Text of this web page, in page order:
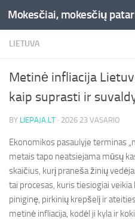
Skip to content
LIETUVA
Metinė infliacija
kaip suprasti ir
BY LIEPAJA.LT · 2026 23 VASARIO
Ekonomikos pasaulyje terminas
metais tapo neatsiejama mūsų
skaičius, kurį praneša žinių
tai procesas, kuris tiesiogiai
piniginę, pirkinių krepšelį ir
metinė infliacija, kodėl ji kyla ir